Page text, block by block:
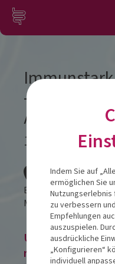
Zum Inhalt springen
– wie das
12.11.2026
Best Western Hotel
Max-Johannsen-
Um eine
registrieren Sie
Indem Sie auf
ermöglichen Sie
Nutzungserlebnis
zu verbessern
Empfehlungen
auszuspielen.
ausdrückliche
„Konfigurieren“
individuell